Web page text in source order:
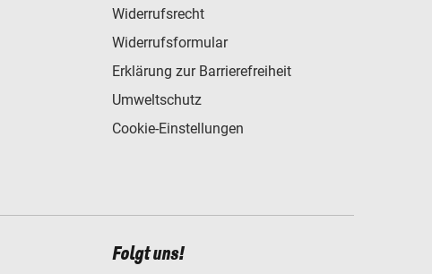
Widerrufsrecht
Widerrufsformular
Erklärung zur Barrierefreiheit
Umweltschutz
Cookie-Einstellungen
Folgt uns!